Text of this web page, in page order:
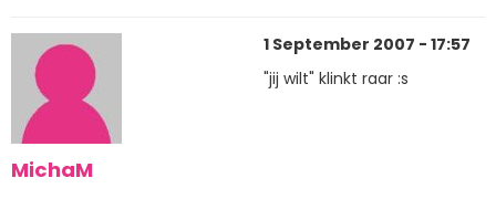
MichaM
1 September 2007 - 17:57
"jij wilt" klinkt raar :s